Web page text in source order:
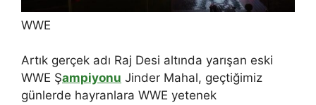
WWE
Artık gerçek adı Raj Desi altında yarışan eski
WWE Şampiyonu Jinder Mahal, geçtiğimiz
günlerde hayranlara WWE yetenek